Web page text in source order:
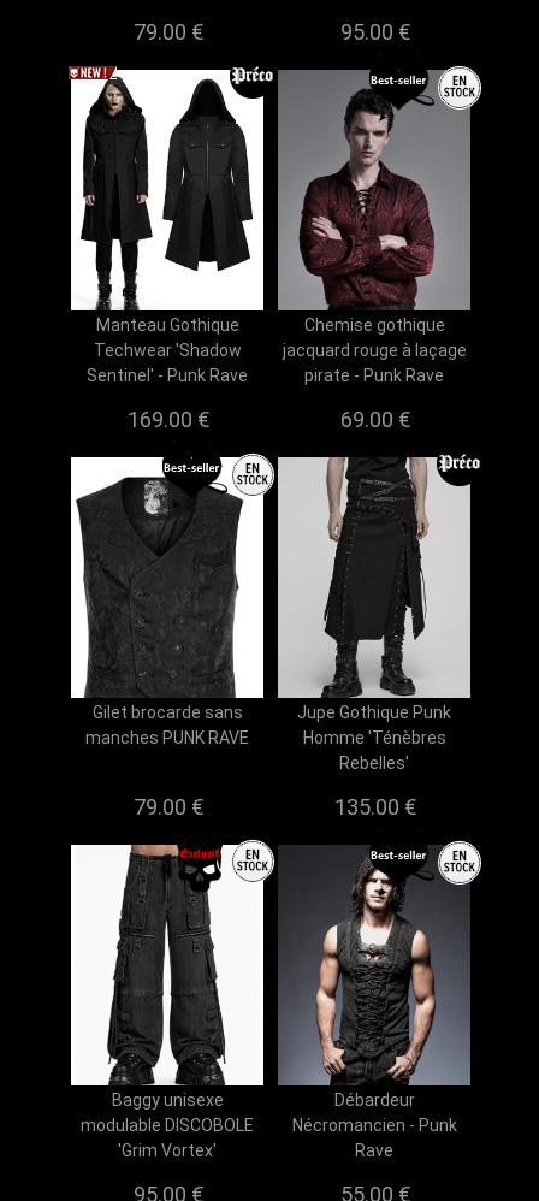
79.00 € 95.00 €
Manteau Gothique
Techwear 'Shadow
Sentinel' - Punk Rave
169.00 €
Chemise gothique
jacquard rouge à laçage
pirate - Punk Rave
69.00 €
Gilet brocarde sans
manches PUNK RAVE
79.00 €
Jupe Gothique Punk
Homme 'Ténèbres
Rebelles'
135.00 €
Baggy unisexe
modulable DISCOBOLE
'Grim Vortex'
95.00 €
Débardeur
Nécromancien - Punk
Rave
55.00 €